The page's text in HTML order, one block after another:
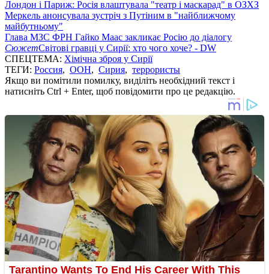
Лондон і Париж: Росія влаштувала "театр і маскарад" в ОЗХЗ
Меркель анонсувала зустріч з Путіним в "найближчому
майбутньому"
Глава МЗС ФРН Гайко Маас закликає Росію до діалогу
СюжетСвітові гравці у Сирії: хто чого хоче? - DW
СПЕЦТЕМА: Хімічна зброя у Сирії
ТЕГИ: Россия, ООН, Сирия, террористы
Якщо ви помітили помилку, виділіть необхідний текст і
натисніть Ctrl + Enter, щоб повідомити про це редакцію.